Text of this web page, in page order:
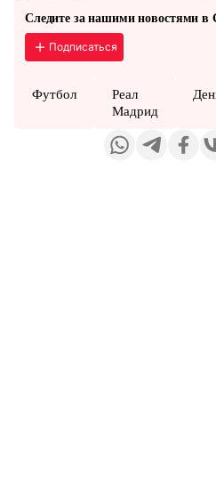
Следите за нашими новостями в
Подписаться
Футбол
Реал
Мадрид